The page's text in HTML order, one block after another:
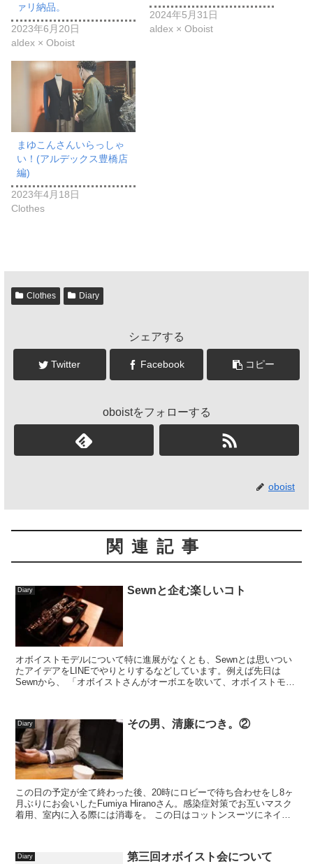
ァリ納品。
2023年6月20日
aldex × Oboist
2024年5月31日
aldex × Oboist
まゆこんさんいらっしゃ
い！(アルデックス豊橋店
編)
2023年4月18日
Clothes
Clothes Diary
シェアする
Twitter Facebook コピー
oboistをフォローする
oboist
関連記事
Diary Sewnと企む楽しいコト
オボイストモデルについて特に進展がなくとも、Sewnとは思いつい
たアイデアをLINEでやりとりするなどしています。例えば先日は
Sewnから、 「オボイストさんがオーボエを吹いて、オボイストモデ
Diary その男、清廉につき。②
この日の予定が全て終わった後、20時にロビーで待ち合わせをし8ヶ
月ぶりにお会いしたFumiya Hiranoさん。感染症対策でお互いマスク
着用、室内に入る際には消毒を。 この日はコットンスーツにネイビ
Diary 第三回オボイスト会について